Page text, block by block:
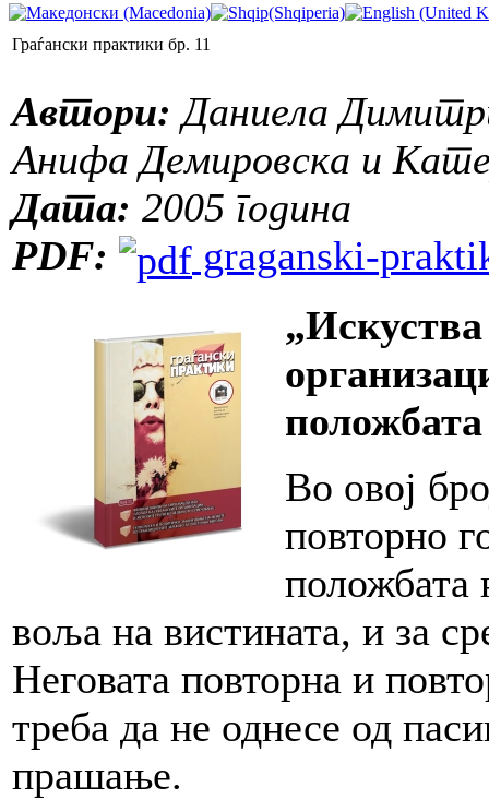
Граѓански практики бр. 11
Автори: Даниела
Анифа Демировска и
Дата: 2005 година
PDF:
graganski-
Во овој
повторно
положбата
воља на вистината, и за
Неговата повторна и
треба да не однесе од
прашање.